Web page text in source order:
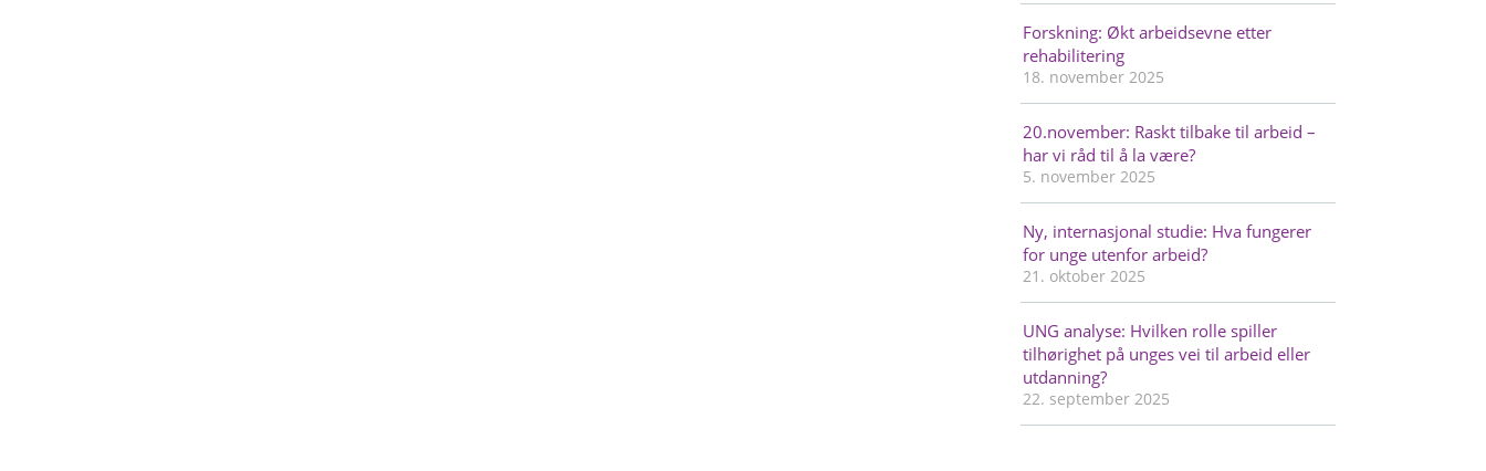
Forskning: Økt arbeidsevne etter
rehabilitering
18. november 2025
20.november: Raskt tilbake til arbeid –
har vi råd til å la være?
5. november 2025
Ny, internasjonal studie: Hva fungerer
for unge utenfor arbeid?
21. oktober 2025
UNG analyse: Hvilken rolle spiller
tilhørighet på unges vei til arbeid eller
utdanning?
22. september 2025